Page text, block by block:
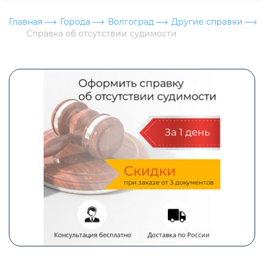
Главная Города Волгоград
Другие справки
Справка об отсутствии судимости